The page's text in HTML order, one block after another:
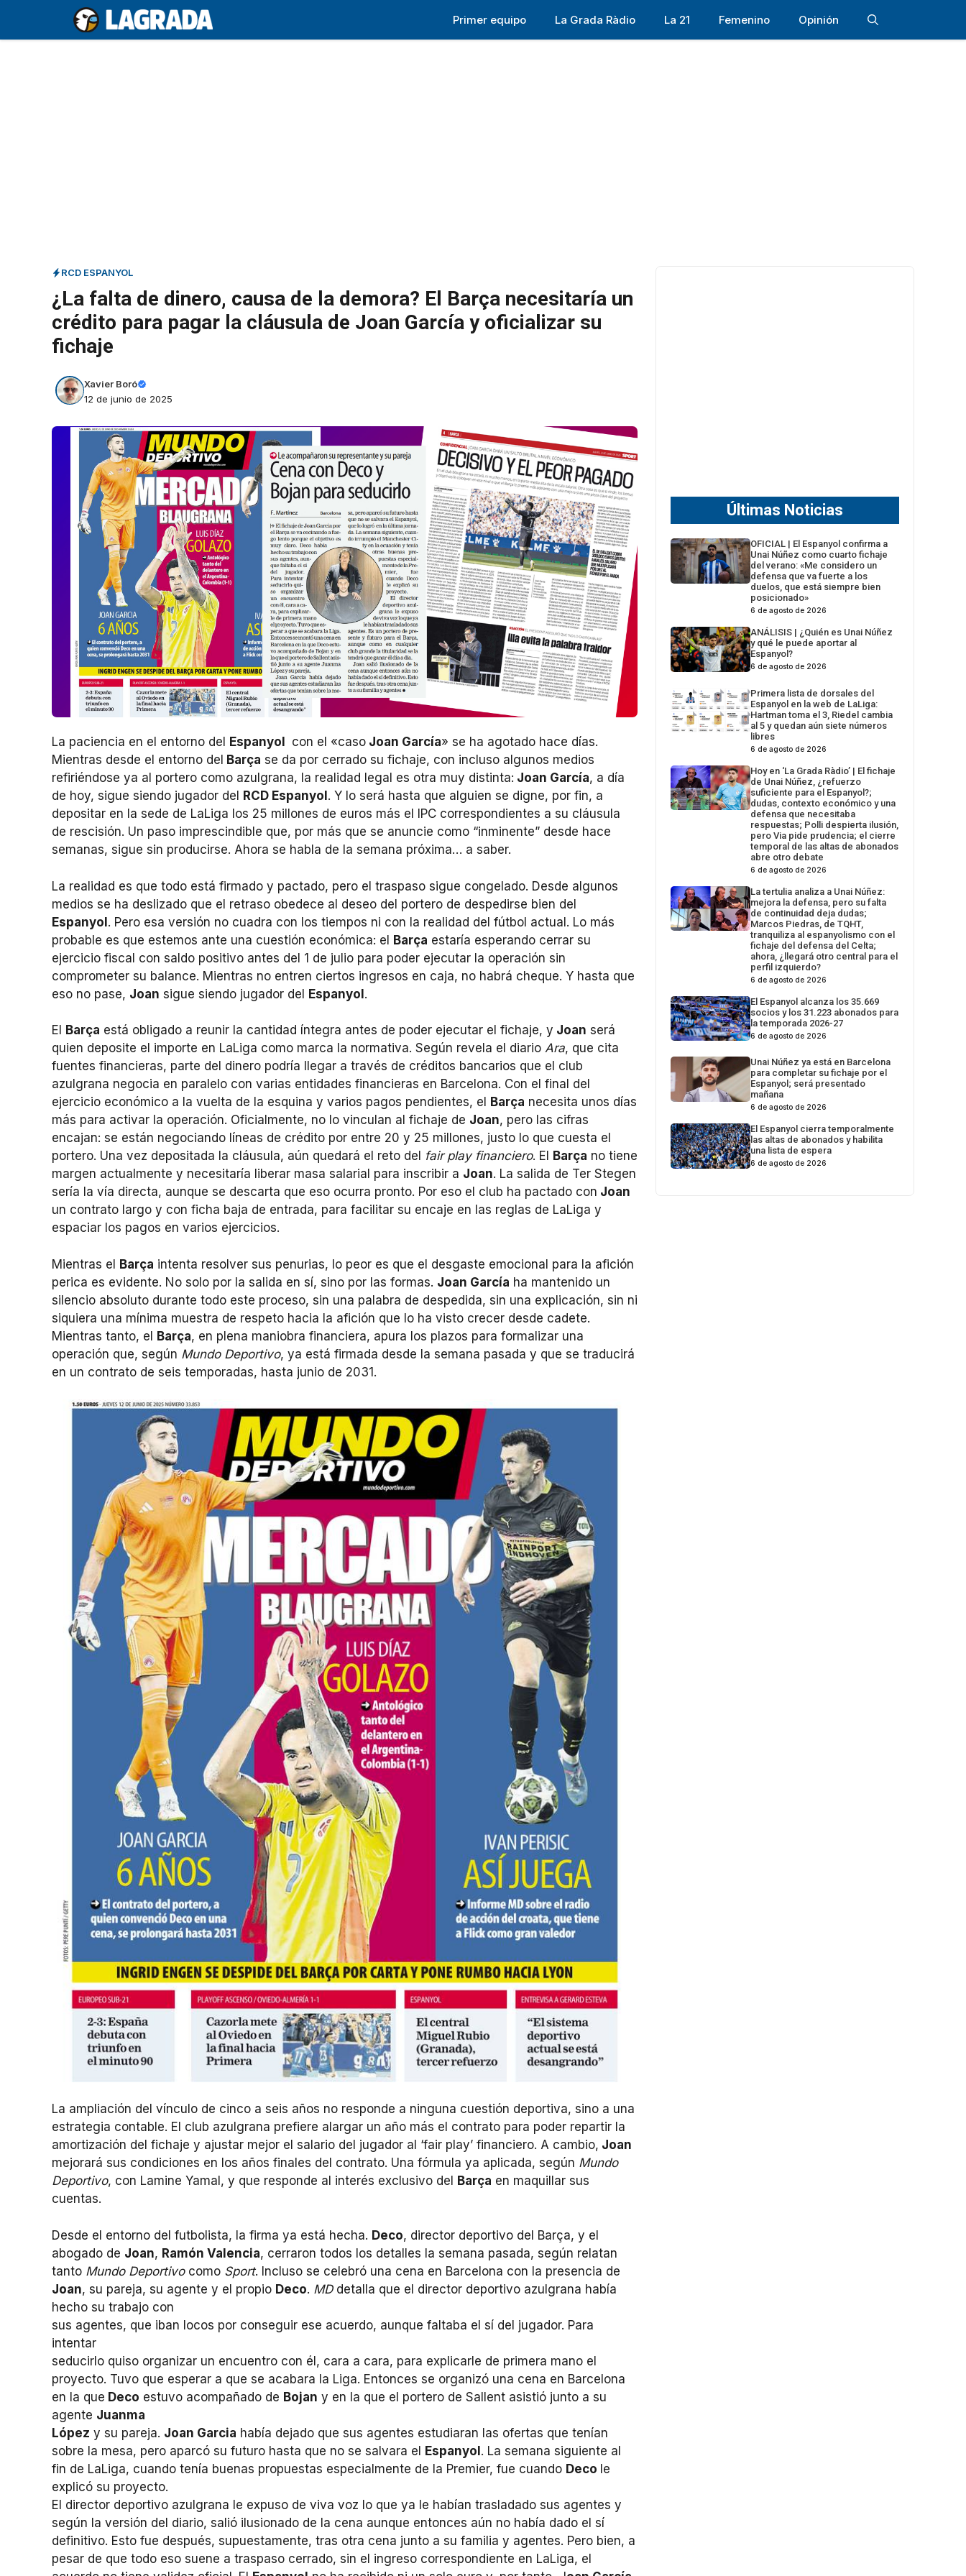
contenido
Primer equipo La Grada Ràdio La 21 Femenino Opinión
RCD ESPANYOL
¿La falta de dinero, causa de la demora? El Barça necesitaría un
crédito para pagar la cláusula de Joan García y oficializar su
fichaje
Xavier Boró
12 de junio de 2025
La paciencia en el entorno del Espanyol con el «caso Joan García» se ha agotado hace días.
Mientras desde el entorno del Barça se da por cerrado su fichaje, con incluso algunos medios
refiriéndose ya al portero como azulgrana, la realidad legal es otra muy distinta: Joan García, a día
de hoy, sigue siendo jugador del
RCD Espanyol . Y lo será hasta que alguien se digne, por fin, a
depositar en la sede de LaLiga los 25 millones de euros más el IPC correspondientes a su cláusula
de rescisión. Un paso imprescindible que, por más que se anuncie como “inminente” desde hace
semanas, sigue sin producirse. Ahora se habla de la semana próxima… a saber.
La realidad es que todo está firmado y pactado, pero el traspaso sigue congelado. Desde algunos
medios se ha deslizado que el retraso obedece al deseo del portero de despedirse bien del
Espanyol. Pero esa versión no cuadra con los tiempos ni con la realidad del fútbol actual. Lo más
probable es que estemos ante una cuestión económica: el Barça estaría esperando cerrar su
ejercicio fiscal con saldo positivo antes del 1 de julio para poder ejecutar la operación sin
comprometer su balance. Mientras no entren ciertos ingresos en caja, no habrá cheque. Y hasta que
eso no pase, Joan sigue siendo jugador del Espanyol.
El Barça está obligado a reunir la cantidad íntegra antes de poder ejecutar el fichaje, y Joan será
quien deposite el importe en LaLiga como marca la normativa. Según revela el diario Ara, que cita
fuentes financieras, parte del dinero podría llegar a través de créditos bancarios que el club
azulgrana negocia en paralelo con varias entidades financieras en Barcelona. Con el final del
ejercicio económico a la vuelta de la esquina y varios pagos pendientes, el
Barça necesita unos días
más para activar la operación. Oficialmente, no lo vinculan al fichaje de Joan, pero las cifras
encajan: se están negociando líneas de crédito por entre 20 y 25 millones, justo lo que cuesta el
portero. Una vez depositada la cláusula, aún quedará el reto del fair play financiero. El Barça no tiene
margen actualmente y necesitaría liberar masa salarial para inscribir a Joan. La salida de Ter Stegen
sería la vía directa, aunque se descarta que eso ocurra pronto. Por eso el club ha pactado con Joan
un contrato largo y con ficha baja de entrada, para facilitar su encaje en las reglas de LaLiga y
espaciar los pagos en varios ejercicios.
Mientras el Barça intenta resolver sus penurias, lo peor es que el desgaste emocional para la afición
perica es evidente. No solo por la salida en sí, sino por las formas. Joan García ha mantenido un
silencio absoluto durante todo este proceso, sin una palabra de despedida, sin una explicación, sin ni
siquiera una mínima muestra de respeto hacia la afición que lo ha visto crecer desde cadete.
Mientras tanto, el Barça, en plena maniobra financiera, apura los plazos para formalizar una
operación que, según Mundo Deportivo, ya está firmada desde la semana pasada y que se traducirá
en un contrato de seis temporadas, hasta junio de 2031.
La ampliación del vínculo de cinco a seis años no responde a ninguna cuestión deportiva, sino a una
estrategia contable. El club azulgrana prefiere alargar un año más el contrato para poder repartir la
amortización del fichaje y ajustar mejor el salario del jugador al ‘fair play’ financiero. A cambio, Joan
mejorará sus condiciones en los años finales del contrato. Una fórmula ya aplicada, según Mundo
Deportivo, con Lamine Yamal, y que responde al interés exclusivo del Barça en maquillar sus
cuentas.
Desde el entorno del futbolista, la firma ya está hecha. Deco, director deportivo del Barça, y el
abogado de Joan, Ramón Valencia, cerraron todos los detalles la semana pasada, según relatan
tanto Mundo Deportivocomo Sport. Incluso se celebró una cena en Barcelona con la presencia de
Joan, su pareja, su agente y el propio Deco. MDdetalla que el director deportivo azulgrana había
hecho su trabajo con
sus agentes, que iban locos por conseguir ese acuerdo, aunque faltaba el sí del jugador. Para
intentar
seducirlo quiso organizar un encuentro con él, cara a cara, para explicarle de primera mano el
proyecto. Tuvo que esperar a que se acabara la Liga. Entonces se organizó una cena en Barcelona
en la que Deco estuvo acompañado de Bojan y en la que el portero de Sallent asistió junto a su
agente Juanma
López y su pareja. Joan Garcia había dejado que sus agentes estudiaran las ofertas que tenían
sobre la mesa, pero aparcó su futuro hasta que no se salvara el Espanyol. La semana siguiente al
fin de LaLiga, cuando tenía buenas propuestas especialmente de la Premier, fue cuando Deco le
explicó su proyecto.
El director deportivo azulgrana le expuso de viva voz lo que ya le habían trasladado sus agentes y
según la versión del diario, salió ilusionado de la cena aunque entonces aún no había dado el sí
definitivo. Esto fue después, supuestamente, tras otra cena junto a su familia y agentes. Pero bien, a
pesar de que todo eso suene a traspaso cerrado, sin el ingreso correspondiente en LaLiga, el
Últimas Noticias
OFICIAL | El Espanyol confirma a
Unai Núñez como cuarto fichaje
del verano: «Me considero un
defensa que va fuerte a los
duelos, que está siempre bien
posicionado»
6 de agosto de 2026
ANÁLISIS | ¿Quién es Unai Núñez
y qué le puede aportar al
Espanyol?
6 de agosto de 2026
Primera lista de dorsales del
Espanyol en la web de LaLiga:
Hartman toma el 3, Riedel cambia
al 5 y quedan aún siete números
libres
6 de agosto de 2026
Hoy en ‘La Grada Ràdio’ | El fichaje
de Unai Núñez, ¿refuerzo
suficiente para el Espanyol?;
dudas, contexto económico y una
defensa que necesitaba
respuestas; Polli despierta ilusión,
pero Via pide prudencia; el cierre
temporal de las altas de abonados
abre otro debate
6 de agosto de 2026
La tertulia analiza a Unai Núñez:
mejora la defensa, pero su falta
de continuidad deja dudas;
Marcos Piedras, de TQHT,
tranquiliza al espanyolismo con el
fichaje del defensa del Celta;
ahora, ¿llegará otro central para el
perfil izquierdo?
6 de agosto de 2026
El Espanyol alcanza los 35.669
socios y los 31.223 abonados para
la temporada 2026-27
6 de agosto de 2026
Unai Núñez ya está en Barcelona
para completar su fichaje por el
Espanyol; será presentado
mañana
6 de agosto de 2026
El Espanyol cierra temporalmente
las altas de abonados y habilita
una lista de espera
6 de agosto de 2026